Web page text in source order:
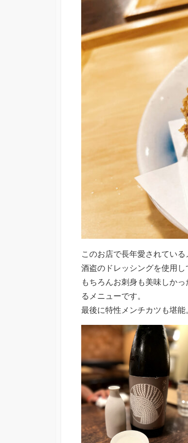
このお店で長年愛されてい
酒盗のドレッシングを使用し
もちろんお刺身も美味しか
るメニューです。
最後に特性メンチカツも堪能